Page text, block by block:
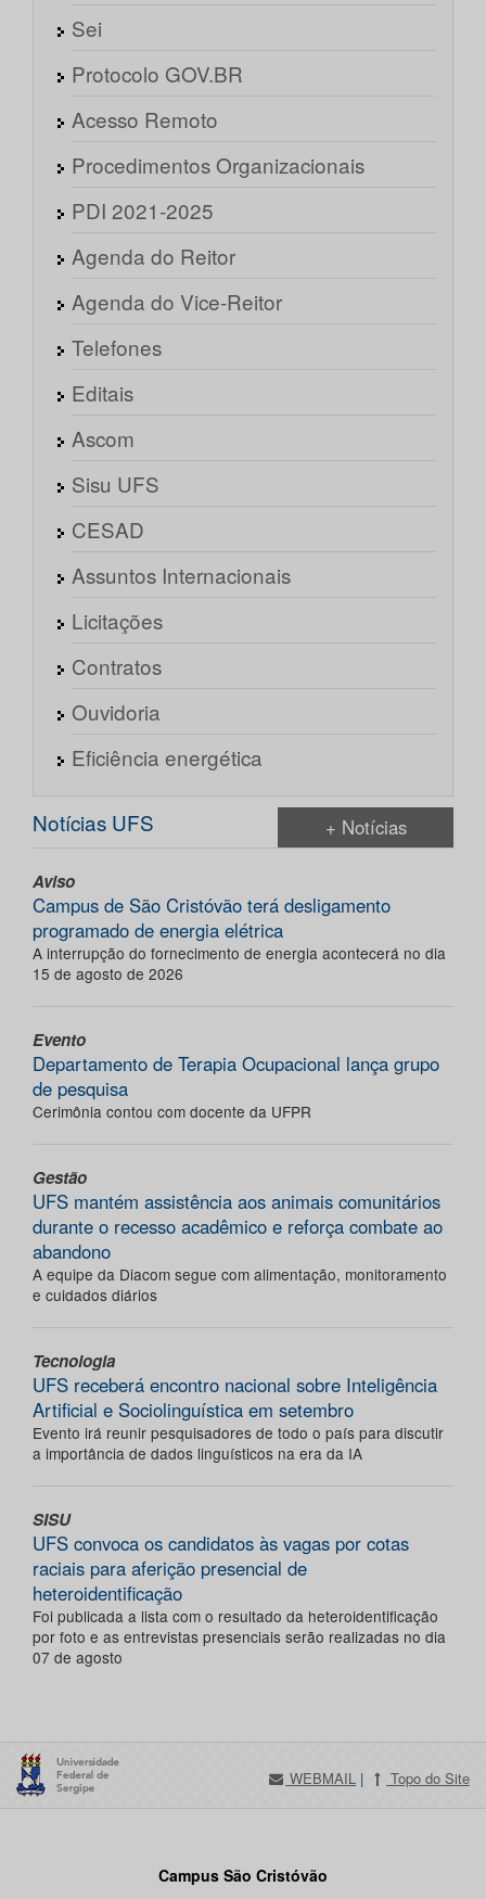
Sei
Protocolo GOV.BR
Acesso Remoto
Procedimentos Organizacionais
PDI 2021-2025
Agenda do Reitor
Agenda do Vice-Reitor
Telefones
Editais
Ascom
Sisu UFS
CESAD
Assuntos Internacionais
Licitações
Contratos
Ouvidoria
Eficiência energética
Notícias UFS + Notícias
Aviso
Campus de São Cristóvão terá desligamento
programado de energia elétrica
A interrupção do fornecimento de energia acontecerá no dia
15 de agosto de 2026
Evento
Departamento de Terapia Ocupacional lança grupo
de pesquisa
Cerimônia contou com docente da UFPR
Gestão
UFS mantém assistência aos animais comunitários
durante o recesso acadêmico e reforça combate ao
abandono
A equipe da Diacom segue com alimentação, monitoramento
e cuidados diários
Tecnologia
UFS receberá encontro nacional sobre Inteligência
Artificial e Sociolinguística em setembro
Evento irá reunir pesquisadores de todo o país para discutir
a importância de dados linguísticos na era da IA
SISU
UFS convoca os candidatos às vagas por cotas
raciais para aferição presencial de
heteroidentificação
Foi publicada a lista com o resultado da heteroidentificação
por foto e as entrevistas presenciais serão realizadas no dia
07 de agosto
WEBMAIL | Topo do Site
Campus São Cristóvão